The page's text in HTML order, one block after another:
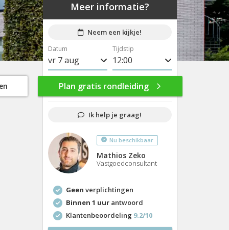
Meer informatie?
Neem een kijkje!
Datum
vr 7 aug
ma 10 aug
di 11 aug
wo 12 aug
do 13 aug
vr 14 aug
di 18 aug
wo 19 aug
Tijdstip
8:00
8:30
9:00
9:30
10:00
10:30
11:30
Plan gratis rondleiding
Ik help je graag!
Nu beschikbaar
Mathios Zeko
Vastgoedconsultant
Geen verplichtingen
Binnen 1 uurantwoord
Klantenbeoordeling 9.2/10